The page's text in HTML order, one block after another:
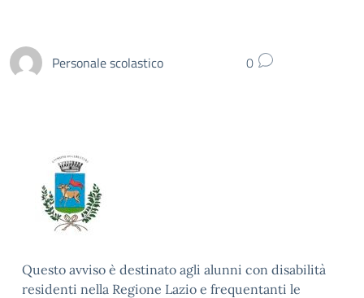
Personale scolastico 0
Questo avviso è destinato agli alunni con disabilità
residenti nella Regione Lazio e frequentanti le